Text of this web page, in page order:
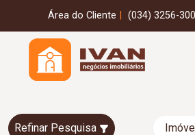
Área do Cliente (034) 3256-
Refinar Pesquisa